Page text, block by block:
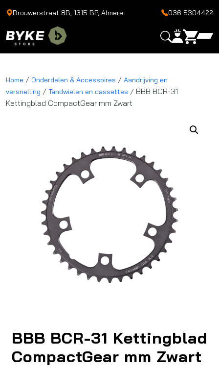
Brouwerstraat 8B, 1315 BP, Almere 036 5304422
Home / Onderdelen & Accessoires / Aandrijving en
versnelling / Tandwielen en cassettes / BBB BCR-31
Kettingblad CompactGear mm Zwart
BBB BCR-31 Kettingblad
CompactGear mm Zwart